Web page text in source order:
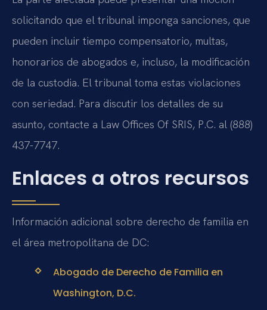
solicitando que el tribunal imponga sanciones, que
pueden incluir tiempo compensatorio, multas,
honorarios de abogados e, incluso, la modificación
de la custodia. El tribunal toma estas violaciones
con seriedad. Para discutir los detalles de su
asunto, contacte a Law Offices Of SRIS, P.C. al (888)
437-7747.
Enlaces a otros recursos
Información adicional sobre derecho de familia en
el área metropolitana de DC:
Abogado de Derecho de Familia en
Washington, D.C.